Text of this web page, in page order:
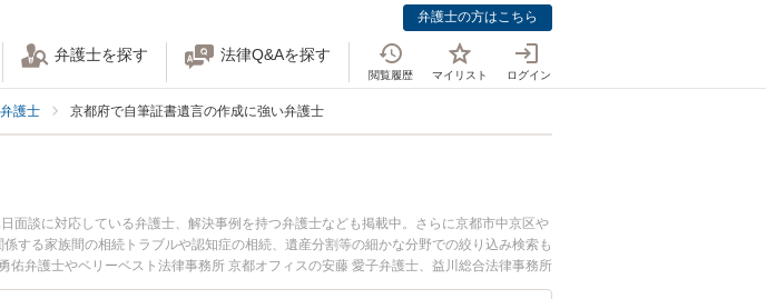
弁護士の方はこちら
弁護士を探す 法律Q&Aを探す
閲覧履歴 マイリスト ログイン
護士 京都府で自筆証書遺言の作成に強い弁護士
談に対応している弁護士、解決事例を持つ弁護士なども掲載中。さらに京都市中京区や
する家族間の相続トラブルや認知症の相続、遺産分割等の細かな分野での絞り込み検索も
弁護士やベリーベスト法律事務所 京都オフィスの安藤 愛子弁護士、益川総合法律事務所
京都府で土日や夜間に発生した自筆証書遺言の作成のトラブルを今すぐに弁護士に相談